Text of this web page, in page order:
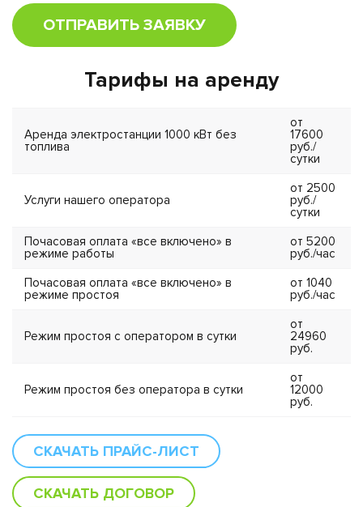
ОТПРАВИТЬ ЗАЯВКУ
Тарифы на аренду
Аренда электростанции 1000 кВт без
топлива
от
17600
руб./
сутки
Услуги нашего оператора
от 2500
руб./
сутки
Почасовая оплата «все включено» в
режиме работы
от 5200
руб./час
Почасовая оплата «все включено» в
режиме простоя
от 1040
руб./час
Режим простоя с оператором в сутки
от
24960
руб.
Режим простоя без оператора в сутки
от
12000
руб.
СКАЧАТЬ ПРАЙС-ЛИСТ
СКАЧАТЬ ДОГОВОР